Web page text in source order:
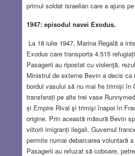
primul soldat israelian care a ajuns
1947: episodul navei Exodus.
La 18 iulie 1947, Marina Regală a
Exodus care transporta 4.515
Pasagerii au ripostat cu violenţă,
Ministrul de externe Bevin a decis ca
bordul vasului să nu mai fie trimiși în
transferați pe alte trei vase
și Empire Rival şi trimişi înapoi în
origine. Prin această măsură Bevin
viitorii imigranți ilegali. Guvernul
permite numai debarcarea voluntară
Pasagerii au refuzat să coboare,